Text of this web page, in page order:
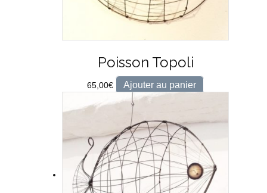
Poisson Topoli
65,00€ Ajouter au panier